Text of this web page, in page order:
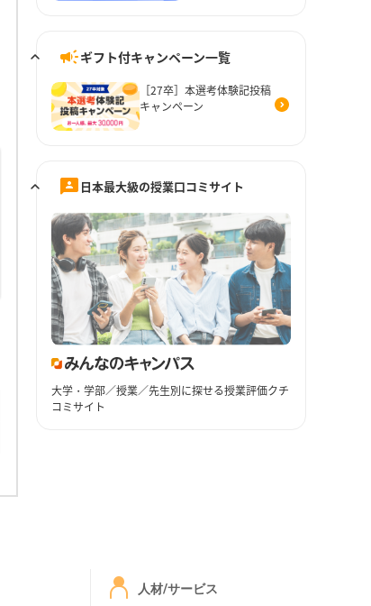
ギフト付キャンペーン一覧
［27卒］本選考体験記投稿
キャンペーン
日本最大級の授業口コミサイト
大学・学部／授業／先生別に探せる授業評価クチ
コミサイト
人材/サービス